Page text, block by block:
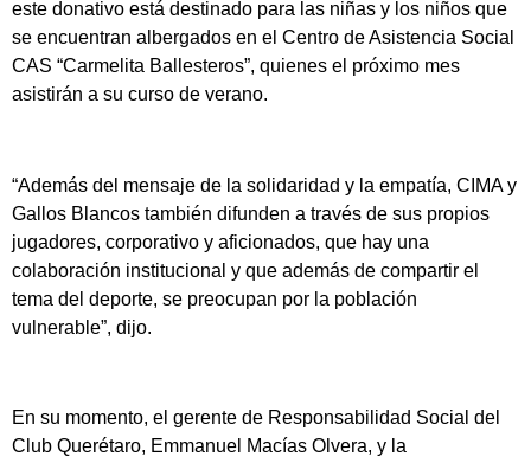
este donativo está destinado para las niñas y los niños que
se encuentran albergados en el Centro de Asistencia Social
CAS “Carmelita Ballesteros”, quienes el próximo mes
asistirán a su curso de verano.
“Además del mensaje de la solidaridad y la empatía, CIMA y
Gallos Blancos también difunden a través de sus propios
jugadores, corporativo y aficionados, que hay una
colaboración institucional y que además de compartir el
tema del deporte, se preocupan por la población
vulnerable”, dijo.
En su momento, el gerente de Responsabilidad Social del
Club Querétaro, Emmanuel Macías Olvera, y la